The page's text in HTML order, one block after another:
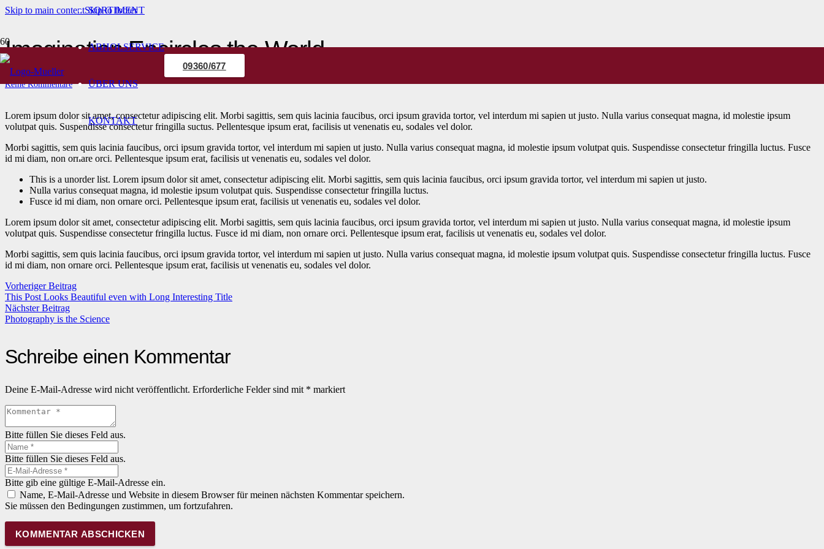
Skip to main contentSkip to footer
SORTIMENT
ABHOLSERVICE
ÜBER UNS
KONTAKT
09360/677
Imagination Encircles the World
14. Mai 2015
Keine Kommentare
Lorem ipsum dolor sit amet, consectetur adipiscing elit. Morbi sagittis, sem quis lacinia faucibus, orci ipsum gravida tortor, vel interdum mi sapien ut justo. Nulla varius consequat magna, id molestie ipsum
volutpat quis. Suspendisse consectetur fringilla suctus. Pellentesque ipsum erat, facilisis ut venenatis eu, sodales vel dolor.
Morbi sagittis, sem quis lacinia faucibus, orci ipsum gravida tortor, vel interdum mi sapien ut justo. Nulla varius consequat magna, id molestie ipsum volutpat quis. Suspendisse consectetur fringilla luctus. Fusce
id mi diam, non ornare orci. Pellentesque ipsum erat, facilisis ut venenatis eu, sodales vel dolor.
This is a unorder list. Lorem ipsum dolor sit amet, consectetur adipiscing elit. Morbi sagittis, sem quis lacinia faucibus, orci ipsum gravida tortor, vel interdum mi sapien ut justo.
Nulla varius consequat magna, id molestie ipsum volutpat quis. Suspendisse consectetur fringilla luctus.
Fusce id mi diam, non ornare orci. Pellentesque ipsum erat, facilisis ut venenatis eu, sodales vel dolor.
Lorem ipsum dolor sit amet, consectetur adipiscing elit. Morbi sagittis, sem quis lacinia faucibus, orci ipsum gravida tortor, vel interdum mi sapien ut justo. Nulla varius consequat magna, id molestie ipsum
volutpat quis. Suspendisse consectetur fringilla luctus. Fusce id mi diam, non ornare orci. Pellentesque ipsum erat, facilisis ut venenatis eu, sodales vel dolor.
Morbi sagittis, sem quis lacinia faucibus, orci ipsum gravida tortor, vel interdum mi sapien ut justo. Nulla varius consequat magna, id molestie ipsum volutpat quis. Suspendisse consectetur fringilla luctus. Fusce
id mi diam, non ornare orci. Pellentesque ipsum erat, facilisis ut venenatis eu, sodales vel dolor.
Vorheriger Beitrag
This Post Looks Beautiful even with Long Interesting Title
Nächster Beitrag
Photography is the Science
Schreibe einen Kommentar
Deine E-Mail-Adresse wird nicht veröffentlicht. Erforderliche Felder sind mit * markiert
Bitte füllen Sie dieses Feld aus.
Bitte füllen Sie dieses Feld aus.
Bitte gib eine gültige E-Mail-Adresse ein.
Name, E-Mail-Adresse und Website in diesem Browser für meinen nächsten Kommentar speichern.
Sie müssen den Bedingungen zustimmen, um fortzufahren.
KOMMENTAR ABSCHICKEN